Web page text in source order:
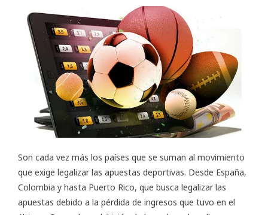
Son cada vez más los países que se suman al movimiento
que exige legalizar las apuestas deportivas. Desde España,
Colombia y hasta Puerto Rico, que busca legalizar las
apuestas debido a la pérdida de ingresos que tuvo en el